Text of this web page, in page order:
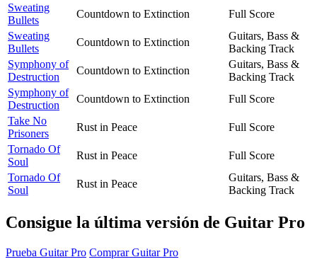
Sweating
Bullets
Countdown to Extinction
Full Score
Sweating
Bullets
Countdown to Extinction
Guitars, Bass &
Backing Track
Symphony of
Destruction
Countdown to Extinction
Guitars, Bass &
Backing Track
Symphony of
Destruction
Countdown to Extinction
Full Score
Take No
Prisoners
Rust in Peace
Full Score
Tornado Of
Soul
Rust in Peace
Full Score
Tornado Of
Soul
Rust in Peace
Guitars, Bass &
Backing Track
Consigue la última versión de Guitar Pro
Prueba Guitar Pro Comprar Guitar Pro